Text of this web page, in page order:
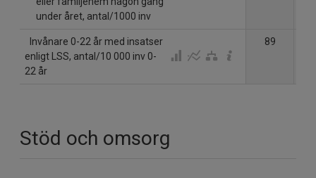
under året, antal/1000 inv
Invånare 0-22 år med insatser
enligt LSS, antal/10 000 inv 0-
22 år
89
Stöd och omsorg